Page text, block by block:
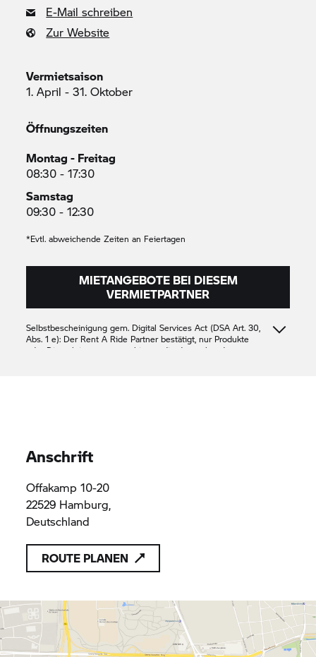
E-Mail schreiben
Zur Website
Vermietsaison
1. April - 31. Oktober
Öffnungszeiten
Montag - Freitag
08:30 - 17:30
Samstag
09:30 - 12:30
*Evtl. abweichende Zeiten an Feiertagen
MIETANGEBOTE BEI DIESEM
VERMIETPARTNER
Selbstbescheinigung gem. Digital Services Act (DSA Art. 30,
Abs. 1 e): Der Rent A Ride Partner bestätigt, nur Produkte
oder Dienstleistungen anzubieten, die den geltenden
Anschrift
Offakamp 10-20
22529 Hamburg,
Deutschland
ROUTE PLANEN